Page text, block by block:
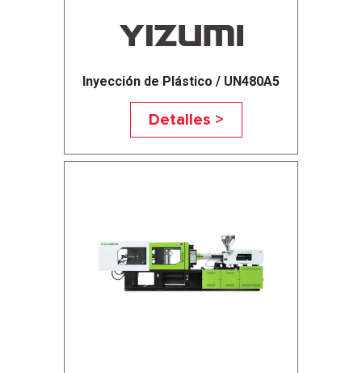
Inyección de Plástico / UN480A5
Detalles >